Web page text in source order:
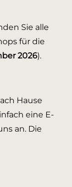
Sie alle
für die
2026).
Hause
eine E-
an. Die